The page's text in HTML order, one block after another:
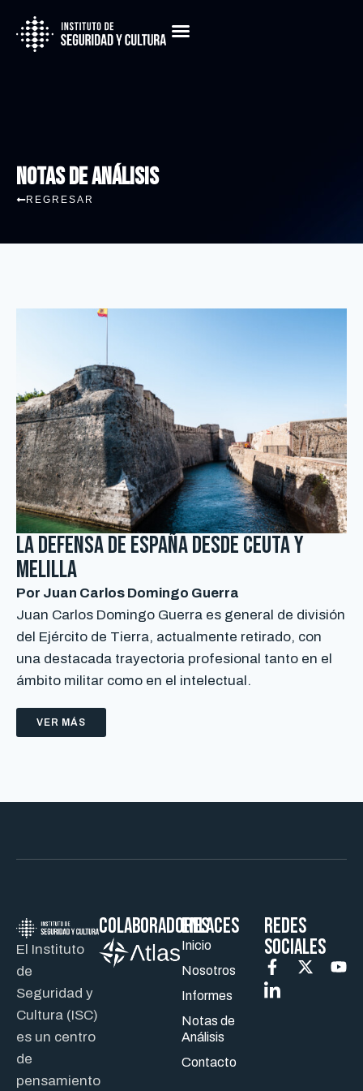
Notas de Análisis
REGRESAR
La defensa de España desde Ceuta y
Melilla
Por Juan Carlos Domingo Guerra
Juan Carlos Domingo Guerra es general de división
del Ejército de Tierra, actualmente retirado, con
una destacada trayectoria profesional tanto en el
ámbito militar como en el intelectual.
VER MÁS
El Instituto
de
Seguridad y
Cultura (ISC)
es un centro
de
pensamiento
ColaboradoresENLACES
Inicio
Nosotros
Informes
Notas de
Análisis
Contacto
REDES
SOCIALES